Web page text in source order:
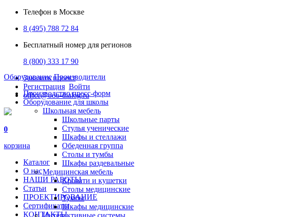
Телефон в Москве
8 (495) 788 72 84
Бесплатный номер для регионов
8 (800) 333 17 90
Заказать проект
Регистрация Войти
office@ooo-dialog.ru
0
корзина
Каталог
О нас
НАШИ РАБОТЫ
Статьи
ПРОЕКТИРОВАНИЕ
Сертификаты
КОНТАКТЫ
Оборудование Производители
Производство пресс-форм
Оборудование для школы
Школьная мебель
Школьные парты
Стулья ученические
Шкафы и стеллажи
Обеденная группа
Столы и тумбы
Шкафы раздевальные
Медицинская мебель
Кровати и кушетки
Столы медицинские
Тумбы
Шкафы медицинские
Интерактивные системы